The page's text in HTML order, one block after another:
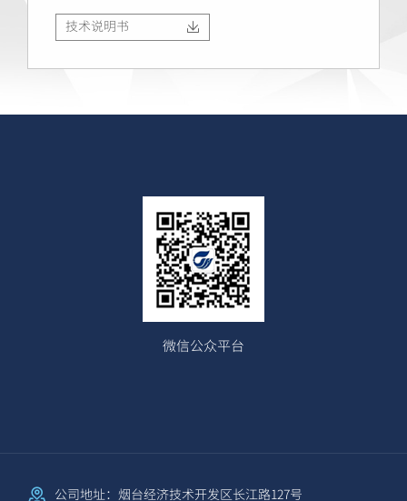
技术说明书
微信公众平台
公司地址：烟台经济技术开发区长江路127号